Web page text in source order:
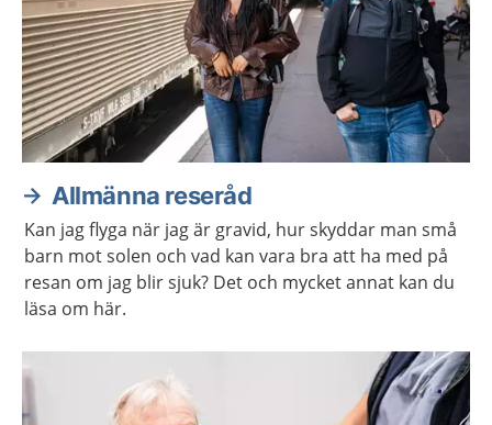
Allmänna reseråd
Kan jag flyga när jag är gravid, hur skyddar man små
barn mot solen och vad kan vara bra att ha med på
resan om jag blir sjuk? Det och mycket annat kan du
läsa om här.